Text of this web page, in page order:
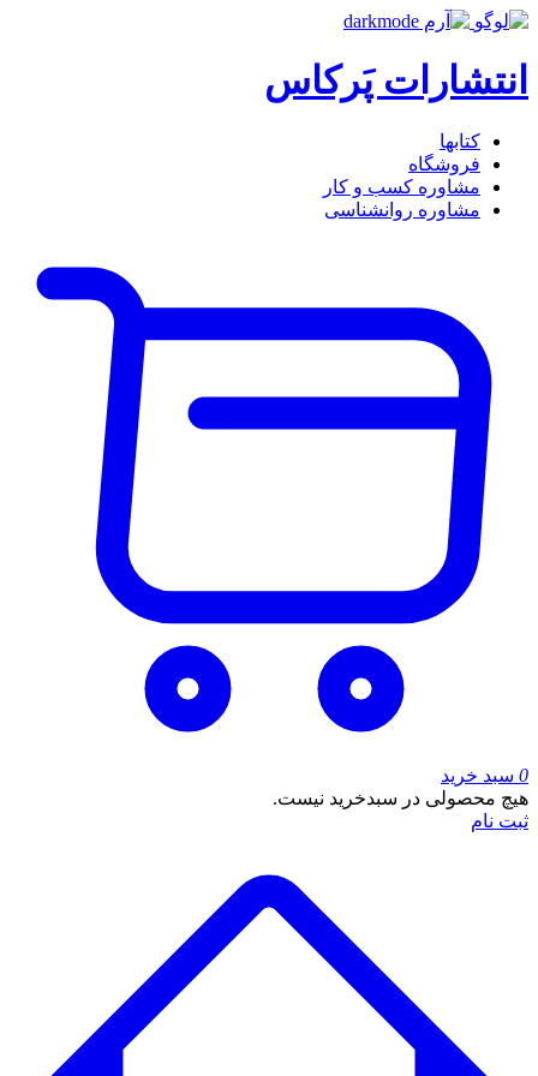
انتشارات پَرکاس
کتاب‎ها
فروشگاه
مشاوره کسب و کار
مشاوره روان‎شناسی
0 سبد خرید
هیچ محصولی در سبدخرید نیست.
ثبت نام